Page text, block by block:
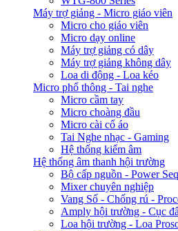
Máy trợ giảng - Micro giáo viên
Micro cho giáo viên
Micro dạy online
Máy trợ giảng có dây
Máy trợ giảng không dây
Loa di động - Loa kéo
Micro phổ thông - Tai nghe
Micro cầm tay
Micro choàng đầu
Micro cài cổ áo
Tai Nghe nhạc - Gaming
Hệ thống kiểm âm
Hệ thống âm thanh hội trường
Bộ cấp nguồn - Power
Mixer chuyên nghiệp
Vang Số - Chống rú -
Amply hội trường - Cục
Loa hội trường - Loa